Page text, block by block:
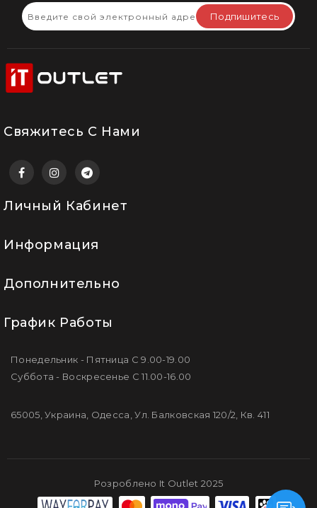
Подпишитесь
Свяжитесь С Нами
Личный Кабинет
Информация
Дополнительно
График Работы
Понедельник - Пятница С 9.00-19.00
Суббота - Воскресенье С 11.00-16.00
65005, Украина, Одесса, Ул. Балковская 120/2, Кв. 411
Розроблено It Outlet 2025